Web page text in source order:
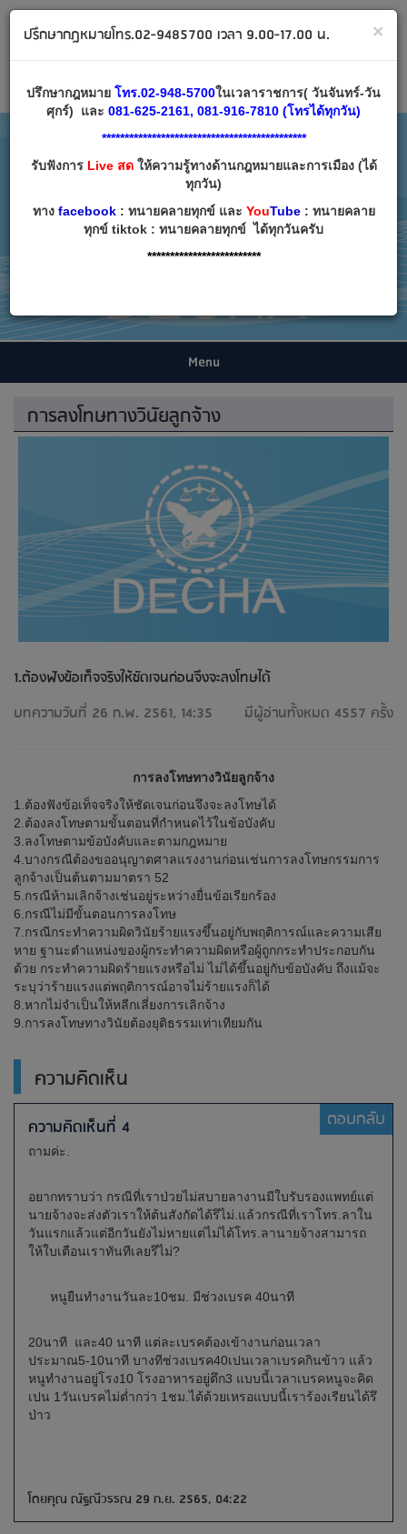
Email:decha007@decha.com
เข้าสู่ระบบ สมัครสมาชิก
Menu
การลงโทษทางวินัยลูกจ้าง
1.ต้องฟังข้อเท็จจริงให้ชัดเจนก่อนจึงจะลงโทษได้
บทความวันที่ 26 ก.พ. 2561, 14:35
มีผู้อ่านทั้งหมด 4557 ครั้ง
การลงโทษทางวินัยลูกจ้าง
1.ต้องฟังข้อเท็จจริงให้ชัดเจนก่อนจึงจะลงโทษได้
2.ต้องลงโทษตามขั้นตอนที่กำหนดไว้ในข้อบังคับ
3.ลงโทษตามข้อบังคับและตามกฎหมาย
4.บางกรณีต้องขออนุญาตศาลแรงงานก่อนเช่นการลงโทษกรรมการ
ลูกจ้างเป็นต้นตามมาตรา 52
5.กรณีห้ามเลิกจ้างเช่นอยู่ระหว่างยื่นข้อเรียกร้อง
6.กรณีไม่มีขั้นตอนการลงโทษ
7.กรณีกระทำความผิดวินัยร้ายแรงขึ้นอยู่กับพฤติการณ์และความเสีย
หาย ฐานะตำแหน่งของผู้กระทำความผิดหรือผู้ถูกกระทำประกอบกัน
ด้วย กระทำความผิดร้ายแรงหรือไม่ ไม่ได้ขึ้นอยู่กับข้อบังคับ ถึงแม้จะ
ระบุว่าร้ายแรงแต่พฤติการณ์อาจไม่ร้ายแรงก็ได้
8.หากไม่จำเป็นให้หลีกเลี่ยงการเลิกจ้าง
9.การลงโทษทางวินัยต้องยุติธรรมเท่าเทียมกัน
ความคิดเห็น
ความคิดเห็นที่ 4 ตอบกลับ
ถามค่ะ.
อยากทราบว่า กรณีที่เราป่วยไม่สบายลางานมีใบรับรองแพทย์แต่
นายจ้างจะส่งตัวเราให้ต้นสังกัดได้รึไม่.แล้วกรณีที่เราโทร.ลาใน
วันแรกแล้วแต่อีกวันยังไม่หายแต่ไม่ได้โทร.ลานายจ้างสามารถ
ให้ใบเตือนเราทันทีเลยรึไม่?
หนูยืนทำงานวันละ10ชม. มีช่วงเบรค 40นาที
20นาที และ40 นาที แต่ละเบรคต้องเข้างานก่อนเวลา
ประมาณ5-10นาที บางทีช่วงเบรค40เปนเวลาเบรคกินข้าว แล้ว
หนูทำงานอยู่โรง10 โรงอาหารอยู่ตึก3 แบบนี้เวลาเบรคหนูจะคิด
เปน 1วันเบรคไม่ต่ำกว่า 1ชม.ได้ด้วยเหรอแบบนี้เราร้องเรียนได้รึ
ป่าว
โดยคุณ ณัฐณีวรรณ 29 ก.ย. 2565, 04:22
×
ปรึกษากฎหมายโทร.02-9485700 เวลา 9.00-17.00 น.
ปรึกษากฎหมาย โทร.02-948-5700ในเวลาราชการ( วันจันทร์-วัน
ศุกร์) และ 081-625-2161, 081-916-7810 (โทรได้ทุกวัน)
*********************************************
รับฟังการLive สดให้ความรู้ทางด้านกฎหมายและการเมือง (ได้
ทุกวัน)
ทาง facebook: ทนายคลายทุกข์ และ YouTube: ทนายคลาย
ทุกข์ tiktok : ทนายคลายทุกข์ ได้ทุกวันครับ
*************************